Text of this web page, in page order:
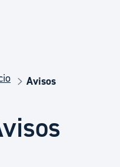
Seguridad ciudadana y
Salud Pública,
Avisos